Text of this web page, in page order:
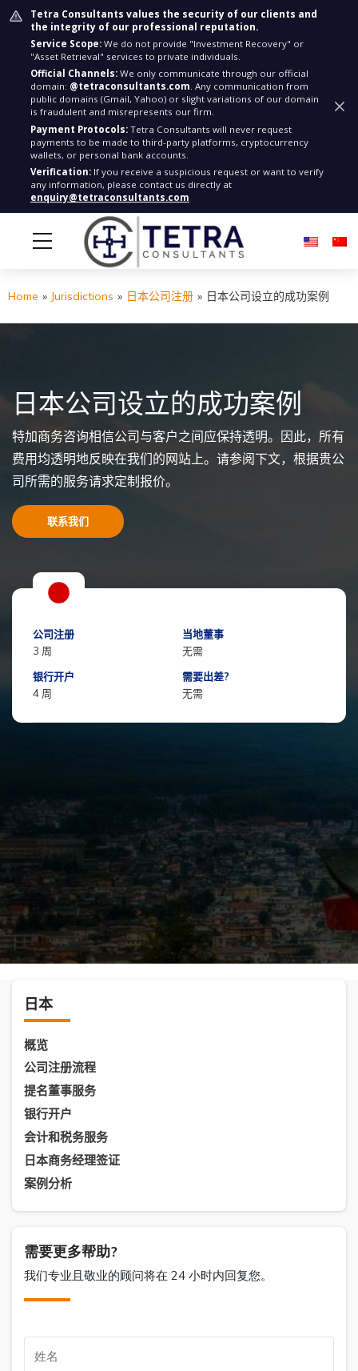
Tetra Consultants values the security of our clients and
the integrity of our professional reputation.
Service Scope: We do not provide "Investment Recovery" or
"Asset Retrieval" services to private individuals.
Official Channels: We only communicate through our official
domain: @tetraconsultants.com. Any communication from
public domains (Gmail, Yahoo) or slight variations of our domain
is fraudulent and misrepresents our firm.
Payment Protocols: Tetra Consultants will never request
payments to be made to third-party platforms, cryptocurrency
wallets, or personal bank accounts.
Verification: If you receive a suspicious request or want to verify
any information, please contact us directly at
enquiry@tetraconsultants.com
Home » Jurisdictions » 日本公司注册 » 日本公司设立的成功案例
日本公司设立的成功案例
特加商务咨询相信公司与客户之间应保持透明。因此，所有
费用均透明地反映在我们的网站上。请参阅下文，根据贵公
司所需的服务请求定制报价。
联系我们
公司注册
3 周
当地董事
无需
银行开户
4 周
需要出差?
无需
日本
概览
公司注册流程
提名董事服务
银行开户
会计和税务服务
日本商务经理签证
案例分析
需要更多帮助?
我们专业且敬业的顾问将在 24 小时内回复您。